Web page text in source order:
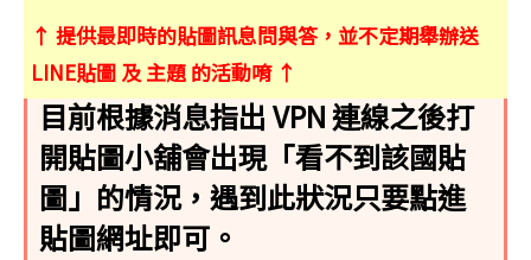
↑ 提供最即時的貼圖訊息問與答，並不定期舉辦送
LINE貼圖 及 主題 的活動唷 ↑
目前根據消息指出 VPN 連線之後打
開貼圖小舖會出現「看不到該國貼
圖」的情況，遇到此狀況只要點進
貼圖網址即可。